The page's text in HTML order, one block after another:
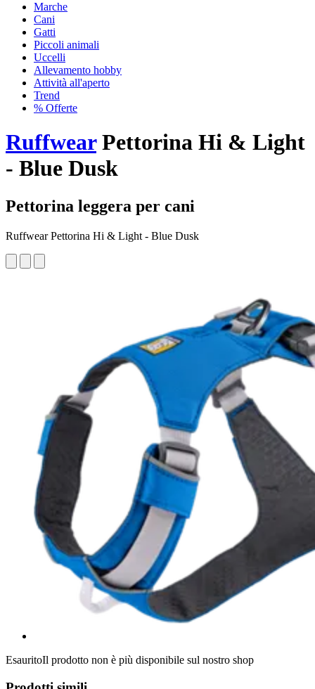
Marche
Cani
Gatti
Piccoli animali
Uccelli
Allevamento hobby
Attività all'aperto
Trend
% Offerte
RuffwearPettorina Hi & Light
- Blue Dusk
Pettorina leggera per cani
Ruffwear Pettorina Hi & Light - Blue Dusk
EsauritoIl prodotto non è più disponibile sul nostro shop